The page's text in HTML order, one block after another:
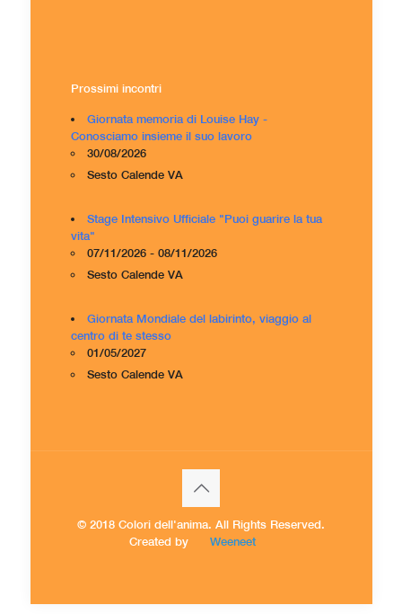
Prossimi incontri
Giornata memoria di Louise Hay -
Conosciamo insieme il suo lavoro
30/08/2026
Sesto Calende VA
Stage Intensivo Ufficiale "Puoi guarire la tua
vita"
07/11/2026 - 08/11/2026
Sesto Calende VA
Giornata Mondiale del labirinto, viaggio al
centro di te stesso
01/05/2027
Sesto Calende VA
© 2018 Colori dell'anima. All Rights Reserved.
Created by
Weeneet